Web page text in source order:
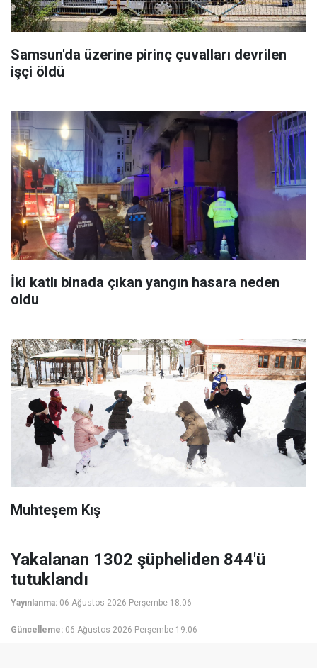
Samsun'da üzerine pirinç çuvalları devrilen
işçi öldü
İki katlı binada çıkan yangın hasara neden
oldu
Muhteşem Kış
Yakalanan 1302 şüpheliden 844'ü
tutuklandı
Yayınlanma: 06 Ağustos 2026 Perşembe 18:06
Güncelleme: 06 Ağustos 2026 Perşembe 19:06